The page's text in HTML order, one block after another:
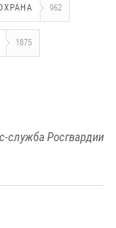
962
1875
служба Росгвардии